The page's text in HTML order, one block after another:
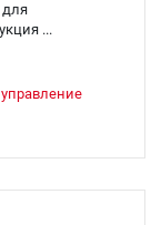
для
...